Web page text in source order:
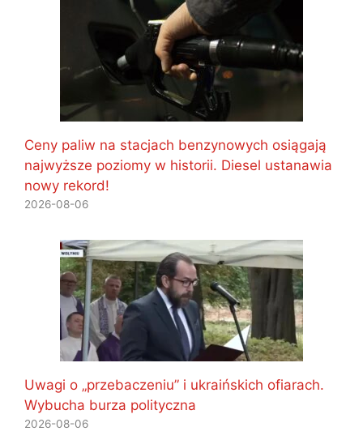
Ceny paliw na stacjach benzynowych osiągają
najwyższe poziomy w historii. Diesel ustanawia
nowy rekord!
2026-08-06
Uwagi o „przebaczeniu” i ukraińskich ofiarach.
Wybucha burza polityczna
2026-08-06